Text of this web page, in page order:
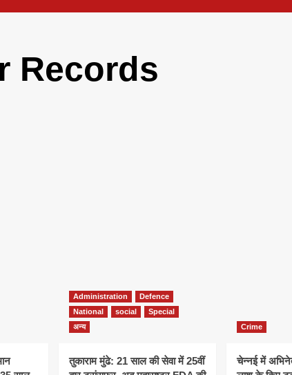
Records
Administration
Defence
National
social
Special
अन्य
तुकाराम मुंढे: 21 साल की सेवा में 25वीं
Crime
चेन्नई में